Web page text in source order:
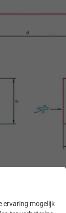
ervaring mogelijk